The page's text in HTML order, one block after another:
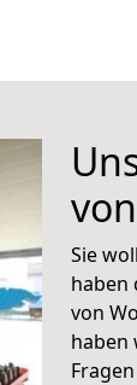
Sie
haben
von
haben